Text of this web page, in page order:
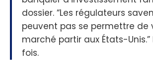
dossier. “Les régulateurs
peuvent pas se permettre de
marché partir aux États-Unis.”
fois.